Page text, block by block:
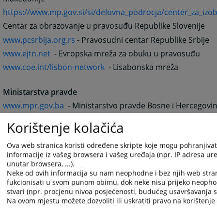
https://www.mp.gov.si/si/delovna_podrocja/
Centar za obrazovanje u pravosuđu Republike Slovenije
www.pcsrbija.org.rs - Pravosudni centar Republike Srbije
www.ejtn.net - Evropska mreža za obuku u pravosuđu
www.coe.int/lisbon-network - Lisabonska mreža
Ministarstva pravde
www.mpr.gov.ba - Ministarstvo pravde Bosne i
www.pravosudje.hr/default.asp- Ministarstvo pravosuđa
www.pravda.gov.mk- Ministarstvo pravde Republike
www.mp.gov.si- Ministarstvo za pravosuđe Republike
www.mpravde.sr.gov.yu- Ministarstvo pravde Republike
Sudska i tužilačka vijeća
Korištenje kolačića
Ova web stranica koristi određene skripte koje mogu
informacije iz vašeg browsera i vašeg uređaja (npr. IP adresa
unutar browsera, ...).
Neke od ovih informacija su nam neophodne i bez njih web
fukcionisati u svom punom obimu, dok neke nisu prijeko
stvari (npr. procjenu nivoa posjećenosti, budućeg usavršavanja
Na ovom mjestu možete dozvoliti ili uskratiti pravo na